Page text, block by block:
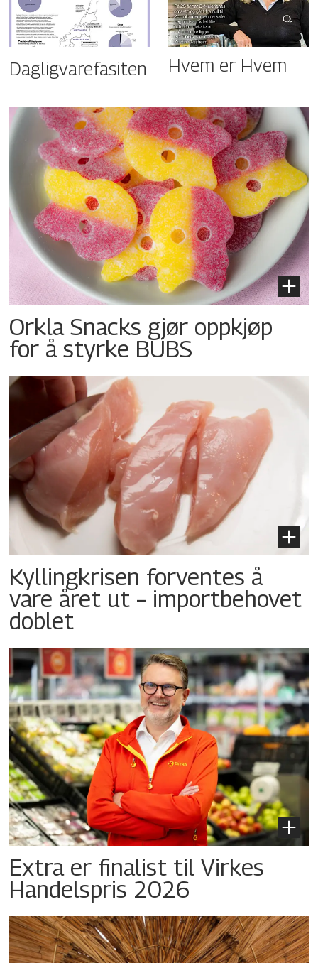
Dagligvarefasiten Hvem er Hvem
Orkla Snacks gjør oppkjøp
for å styrke BUBS
Kyllingkrisen forventes å
vare året ut – importbehovet
doblet
Extra er finalist til Virkes
Handelspris 2026